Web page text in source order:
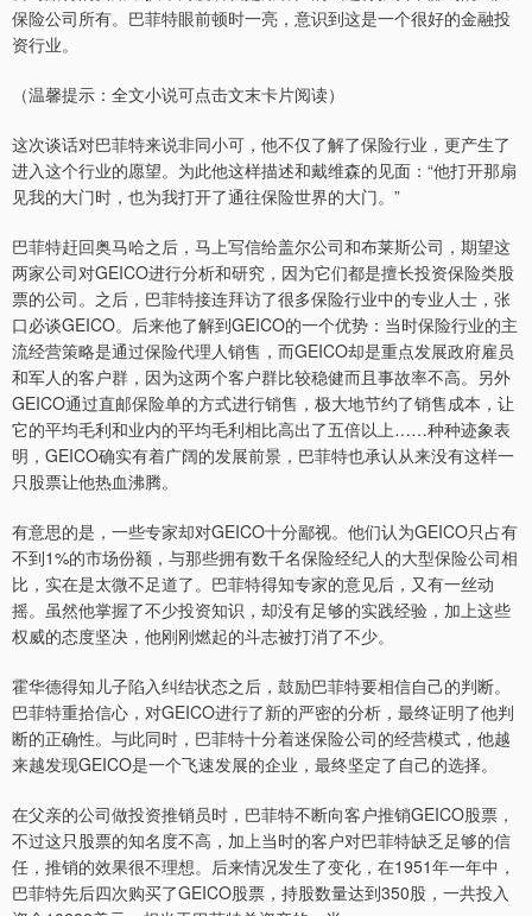
保险公司所有。巴菲特眼前顿时一亮，意识到这是一个很好的金融投
资行业。
（温馨提示：全文小说可点击文末卡片阅读）
这次谈话对巴菲特来说非同小可，他不仅了解了保险行业，更产生了
进入这个行业的愿望。为此他这样描述和戴维森的见面：“他打开那扇
见我的大门时，也为我打开了通往保险世界的大门。”
巴菲特赶回奥马哈之后，马上写信给盖尔公司和布莱斯公司，期望这
两家公司对GEICO进行分析和研究，因为它们都是擅长投资保险类股
票的公司。之后，巴菲特接连拜访了很多保险行业中的专业人士，张
口必谈GEICO。后来他了解到GEICO的一个优势：当时保险行业的主
流经营策略是通过保险代理人销售，而GEICO却是重点发展政府雇员
和军人的客户群，因为这两个客户群比较稳健而且事故率不高。另外
GEICO通过直邮保险单的方式进行销售，极大地节约了销售成本，让
它的平均毛利和业内的平均毛利相比高出了五倍以上……种种迹象表
明，GEICO确实有着广阔的发展前景，巴菲特也承认从来没有这样一
只股票让他热血沸腾。
有意思的是，一些专家却对GEICO十分鄙视。他们认为GEICO只占有
不到1%的市场份额，与那些拥有数千名保险经纪人的大型保险公司相
比，实在是太微不足道了。巴菲特得知专家的意见后，又有一丝动
摇。虽然他掌握了不少投资知识，却没有足够的实践经验，加上这些
权威的态度坚决，他刚刚燃起的斗志被打消了不少。
霍华德得知儿子陷入纠结状态之后，鼓励巴菲特要相信自己的判断。
巴菲特重拾信心，对GEICO进行了新的严密的分析，最终证明了他判
断的正确性。与此同时，巴菲特十分着迷保险公司的经营模式，他越
来越发现GEICO是一个飞速发展的企业，最终坚定了自己的选择。
在父亲的公司做投资推销员时，巴菲特不断向客户推销GEICO股票，
不过这只股票的知名度不高，加上当时的客户对巴菲特缺乏足够的信
任，推销的效果很不理想。后来情况发生了变化，在1951年一年中，
巴菲特先后四次购买了GEICO股票，持股数量达到350股，一共投入